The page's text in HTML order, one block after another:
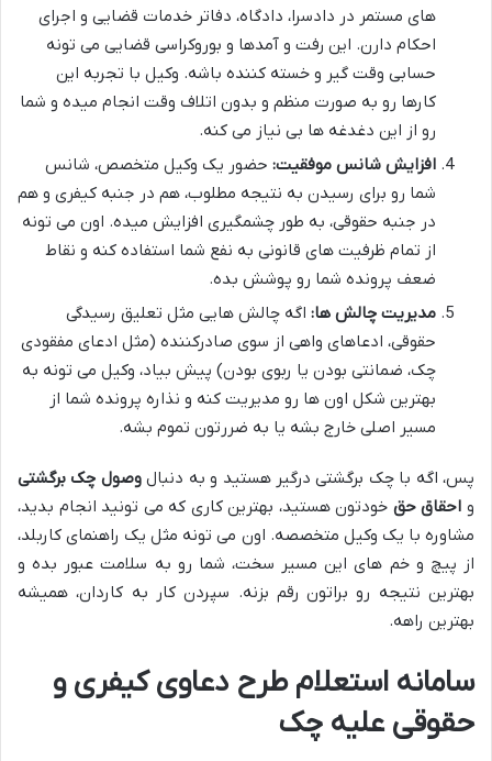
های مستمر در دادسرا، دادگاه، دفاتر خدمات قضایی و اجرای
احکام دارن. این رفت و آمدها و بوروکراسی قضایی می تونه
حسابی وقت گیر و خسته کننده باشه. وکیل با تجربه این
کارها رو به صورت منظم و بدون اتلاف وقت انجام میده و شما
رو از این دغدغه ها بی نیاز می کنه.
افزایش شانس موفقیت: حضور یک وکیل متخصص، شانس
شما رو برای رسیدن به نتیجه مطلوب، هم در جنبه کیفری و هم
در جنبه حقوقی، به طور چشمگیری افزایش میده. اون می تونه
از تمام ظرفیت های قانونی به نفع شما استفاده کنه و نقاط
ضعف پرونده شما رو پوشش بده.
مدیریت چالش ها: اگه چالش هایی مثل تعلیق رسیدگی
حقوقی، ادعاهای واهی از سوی صادرکننده (مثل ادعای مفقودی
چک، ضمانتی بودن یا ربوی بودن) پیش بیاد، وکیل می تونه به
بهترین شکل اون ها رو مدیریت کنه و نذاره پرونده شما از
مسیر اصلی خارج بشه یا به ضررتون تموم بشه.
پس، اگه با چک برگشتی درگیر هستید و به دنبالوصول چک برگشتی
و احقاق حق خودتون هستید، بهترین کاری که می تونید انجام بدید،
مشاوره با یک وکیل متخصصه. اون می تونه مثل یک راهنمای کاربلد،
از پیچ و خم های این مسیر سخت، شما رو به سلامت عبور بده و
بهترین نتیجه رو براتون رقم بزنه. سپردن کار به کاردان، همیشه
بهترین راهه.
سامانه استعلام طرح دعاوی کیفری و
حقوقی علیه چک